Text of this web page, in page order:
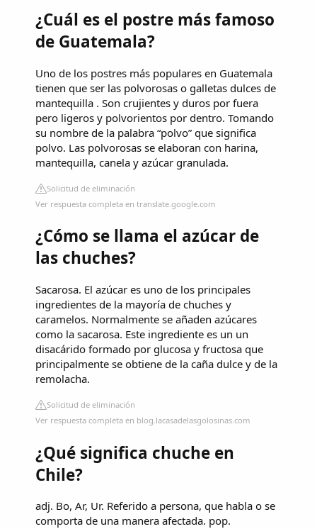
¿Cuál es el postre más famoso
de Guatemala?
Uno de los postres más populares en Guatemala
tienen que ser las polvorosas o galletas dulces de
mantequilla . Son crujientes y duros por fuera
pero ligeros y polvorientos por dentro. Tomando
su nombre de la palabra “polvo” que significa
polvo. Las polvorosas se elaboran con harina,
mantequilla, canela y azúcar granulada.
Solicitud de eliminación
Ver respuesta completa en translate.google.com
¿Cómo se llama el azúcar de
las chuches?
Sacarosa. El azúcar es uno de los principales
ingredientes de la mayoría de chuches y
caramelos. Normalmente se añaden azúcares
como la sacarosa. Este ingrediente es un un
disacárido formado por glucosa y fructosa que
principalmente se obtiene de la caña dulce y de la
remolacha.
Solicitud de eliminación
Ver respuesta completa en blog.lacasadelasgolosinas.com
¿Qué significa chuche en
Chile?
adj. Bo, Ar, Ur. Referido a persona, que habla o se
comporta de una manera afectada. pop.